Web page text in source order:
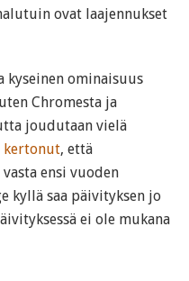
ovat laajennukset
ominaisuus
Chromesta ja
joudutaan vielä
kertonut, että
ensi vuoden
kyllä saa päivityksen jo
ei ole mukana